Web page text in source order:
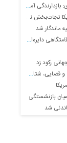
درون‌منطقه‌ای برای مهار ایران است
نجات‌بخش نیست
ماندگار شد
ستون‌ها معلق مانده است
در ارس است
شد